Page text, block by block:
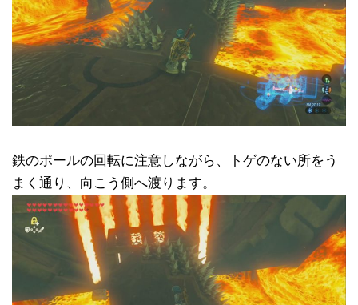
鉄のポールの回転に注意しながら、トゲのない所をう
まく通り、向こう側へ渡ります。